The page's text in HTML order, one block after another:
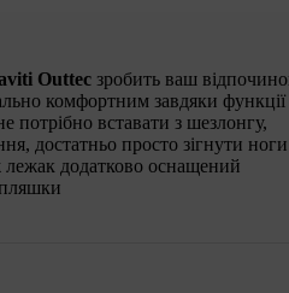
Outtec зробить ваш
комфортним завдяки функції
вставати з шезлонгу,
достатньо просто зігнути ноги
лежак додатково оснащений